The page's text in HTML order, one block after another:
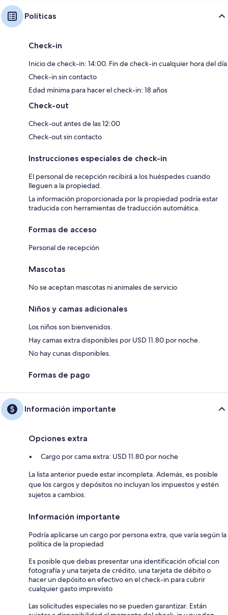
Políticas
Check-in
Inicio de check-in: 14:00. Fin de check-in cualquier hora del día
Check-in sin contacto
Edad mínima para hacer el check-in: 18 años
Check-out
Check-out antes de las 12:00
Check-out sin contacto
Instrucciones especiales de check-in
El personal de recepción recibirá a los huéspedes cuando
lleguen a la propiedad.
La información proporcionada por la propiedad podría estar
traducida con herramientas de traducción automática.
Formas de acceso
Personal de recepción
Mascotas
No se aceptan mascotas ni animales de servicio
Niños y camas adicionales
Los niños son bienvenidos.
Hay camas extra disponibles por USD 11.80 por noche.
No hay cunas disponibles.
Formas de pago
Información importante
Opciones extra
Cargo por cama extra: USD 11.80 por noche
La lista anterior puede estar incompleta. Además, es posible
que los cargos y depósitos no incluyan los impuestos y estén
sujetos a cambios.
Información importante
Podría aplicarse un cargo por persona extra, que varía según la
política de la propiedad
Es posible que debas presentar una identificación oficial con
fotografía y una tarjeta de crédito, una tarjeta de débito o
hacer un depósito en efectivo en el check-in para cubrir
cualquier gasto imprevisto
Las solicitudes especiales no se pueden garantizar. Están